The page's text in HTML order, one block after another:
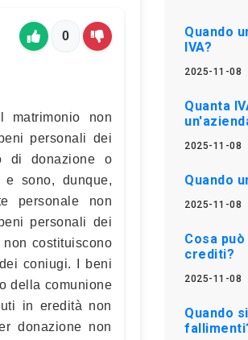
0
non
personali dei
di donazione o
e sono, dunque,
personale non
personali dei
costituiscono
coniugi. I beni
della comunione
in eredità non
donazione non
Quando
IVA?
2025-11-08
Quanta
2025-11-08
Quando
2025-11-08
Cosa
crediti?
2025-11-08
Quando